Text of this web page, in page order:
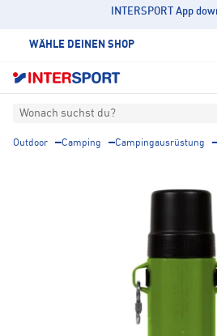
INTERSPORT App
WÄHLE DEINEN SHOP
Wonach suchst du?
Outdoor Camping Campingausrüstung